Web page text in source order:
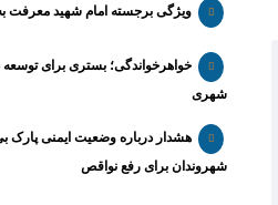
ویژگی برجسته امام شهید معرفت به
خواهرخواندگی؛ بستری برای توسعه
شهری
هشدار درباره وضعیت ایمنی پارک
شهروندان برای رفع نواقص